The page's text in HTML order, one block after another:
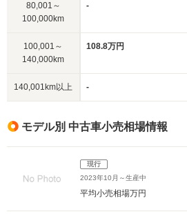
80,001～
100,000km
-
100,001～
140,000km
108.8万円
140,001km以上 -
モデル別 中古車小売相場情報
現行
2023年10月～生産中
平均小売相場万円